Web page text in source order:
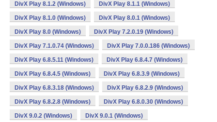
DivX Play 8.1.2 (Windows) DivX Play 8.1.1 (Windows)
DivX Play 8.1.0 (Windows) DivX Play 8.0.1 (Windows)
DivX Play 8.0 (Windows) DivX Play 7.2.0.19 (Windows)
DivX Play 7.1.0.74 (Windows) DivX Play 7.0.0.186 (Windows)
DivX Play 6.8.5.11 (Windows) DivX Play 6.8.4.7 (Windows)
DivX Play 6.8.4.5 (Windows) DivX Play 6.8.3.9 (Windows)
DivX Play 6.8.3.18 (Windows) DivX Play 6.8.2.9 (Windows)
DivX Play 6.8.2.8 (Windows) DivX Play 6.8.0.30 (Windows)
DivX 9.0.2 (Windows) DivX 9.0.1 (Windows)